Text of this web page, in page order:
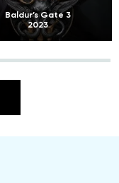
Baldur’s Gate 3
2023